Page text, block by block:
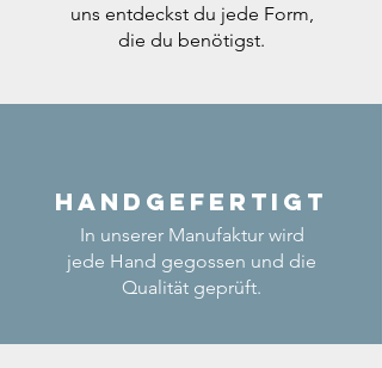
uns entdeckst du jede Form,
die du benötigst.
Handgefertigt
In unserer Manufaktur wird
jede Hand gegossen und die
Qualität geprüft.